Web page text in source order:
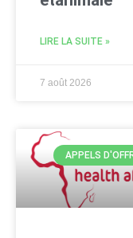
LIRE LA SUITE »
7 août 2026
APPELS